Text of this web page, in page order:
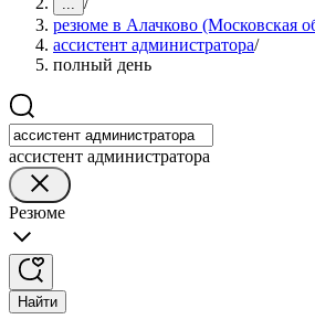
...
резюме в Алачково (Московская
ассистент администратора/
полный день
ассистент администратора
Резюме
Найти